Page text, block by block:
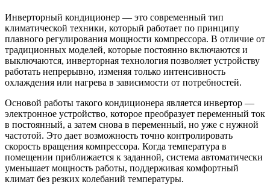
Инверторный кондиционер — это современный тип
климатической техники, который работает по принципу
плавного регулирования мощности компрессора. В отличие от
традиционных моделей, которые постоянно включаются и
выключаются, инверторная технология позволяет устройству
работать непрерывно, изменяя только интенсивность
охлаждения или нагрева в зависимости от потребностей.
Основой работы такого кондиционера является инвертор —
электронное устройство, которое преобразует переменный ток
в постоянный, а затем снова в переменный, но уже с нужной
частотой. Это дает возможность точно контролировать
скорость вращения компрессора. Когда температура в
помещении приближается к заданной, система автоматически
уменьшает мощность работы, поддерживая комфортный
климат без резких колебаний температуры.